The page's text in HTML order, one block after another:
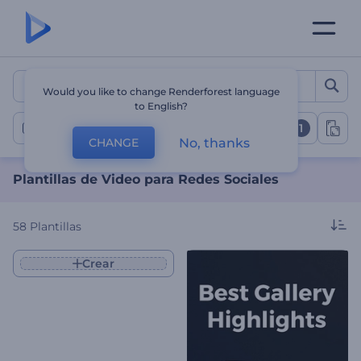
Plantillas de Video para
Videos para redes sociales 1
Plantillas de Video para Redes Sociales
58 Plantillas
Crear
Would you like to change Renderforest language
to English?
CHANGE No, thanks